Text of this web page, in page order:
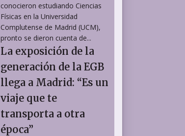
conocieron estudiando Ciencias
Físicas en la Universidad
Complutense de Madrid (UCM),
pronto se dieron cuenta de...
La exposición de la
generación de la EGB
llega a Madrid: “Es un
viaje que te
transporta a otra
época”